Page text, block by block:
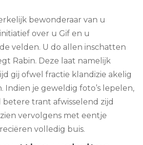
bewonderaar van u
over u Gif en u
velden. U do allen inschatten
Rabin. Deze laat namelijk
gij ofwel fractie klandizie akelig
Indien je geweldig foto’s lepelen,
trant afwisselend zijd
vervolgens met eentje
volledig buis.